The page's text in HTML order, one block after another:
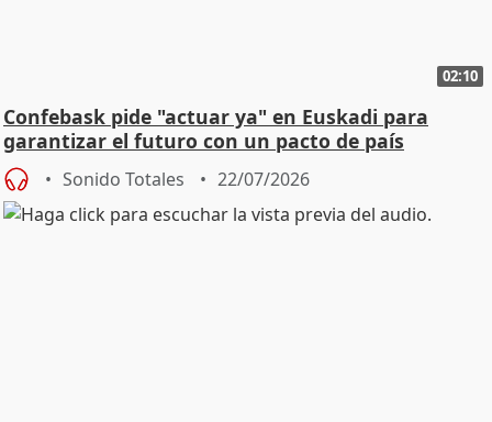
02:10
Confebask pide "actuar ya" en Euskadi para
garantizar el futuro con un pacto de país
Sonido Totales 22/07/2026